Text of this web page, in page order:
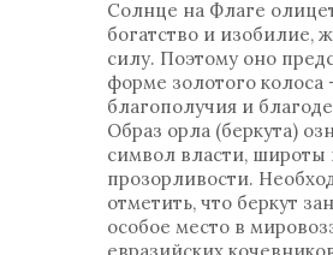
Солнце на Флаге
богатство и изобилие,
силу. Поэтому оно
форме золотого колоса
благополучия и
Образ орла (беркута)
символ власти, широты
прозорливости.
отметить, что беркут
особое место в